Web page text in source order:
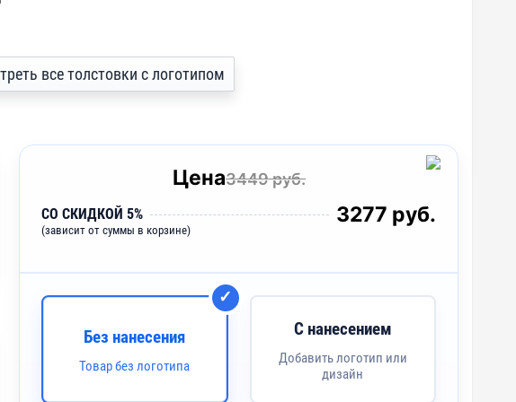
все толстовки с логотипом
Цена3449 руб.
СО СКИДКОЙ 5%
(зависит от суммы в корзине)
3277 руб.
Без нанесения
Товар без логотипа
С нанесением
Добавить логотип или
дизайн